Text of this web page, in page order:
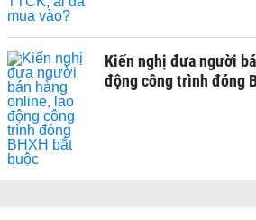
Kiến nghị đưa người
động công trình đóng